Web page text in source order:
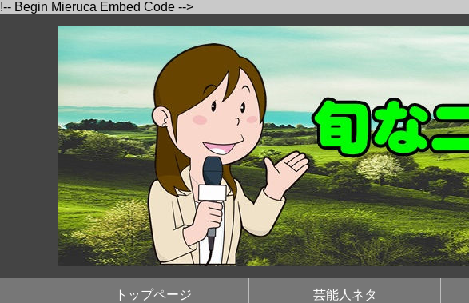
!-- Begin Mieruca Embed Code -->
トップページ 芸能人ネタ